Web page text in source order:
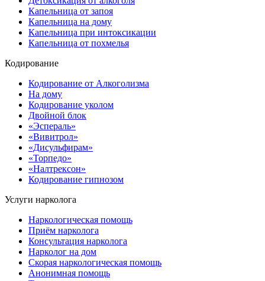
Капельница от запоя
Капельница на дому
Капельница при интоксикации
Капельница от похмелья
Кодирование
Кодирование от Алкоголизма
На дому
Кодирование уколом
Двойной блок
«Эспераль»
«Вивитрол»
«Дисульфирам»
«Торпедо»
«Налтрексон»
Кодирование гипнозом
Услуги нарколога
Наркологическая помощь
Приём нарколога
Консультация нарколога
Нарколог на дом
Скорая наркологическая помощь
Анонимная помощь